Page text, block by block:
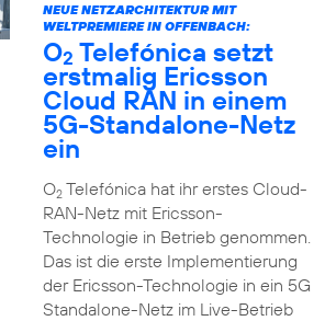
NEUE NETZARCHITEKTUR MIT
WELTPREMIERE IN OFFENBACH:
O2 Telefónica setzt
erstmalig Ericsson
Cloud RAN in einem
5G-Standalone-Netz
ein
O2Telefónica hat ihr erstes Cloud-
RAN-Netz mit Ericsson-
Technologie in Betrieb genommen.
Das ist die erste Implementierung
der Ericsson-Technologie in ein 5G
Standalone-Netz im Live-Betrieb